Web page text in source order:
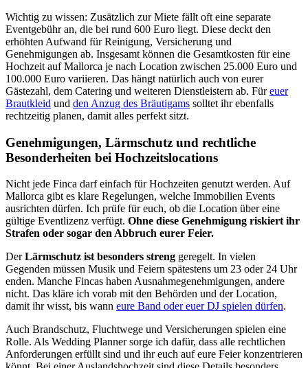
Wichtig zu wissen: Zusätzlich zur Miete fällt oft eine separate
Eventgebühr an, die bei rund 600 Euro liegt. Diese deckt den
erhöhten Aufwand für Reinigung, Versicherung und
Genehmigungen ab. Insgesamt können die Gesamtkosten für eine
Hochzeit auf Mallorca je nach Location zwischen 25.000 Euro und
100.000 Euro variieren. Das hängt natürlich auch von eurer
Gästezahl, dem Catering und weiteren Dienstleistern ab. Füreuer
Brautkleid und den Anzug des Bräutigams solltet ihr ebenfalls
rechtzeitig planen, damit alles perfekt sitzt.
Genehmigungen, Lärmschutz und rechtliche
Besonderheiten bei Hochzeitslocations
Nicht jede Finca darf einfach für Hochzeiten genutzt werden. Auf
Mallorca gibt es klare Regelungen, welche Immobilien Events
ausrichten dürfen. Ich prüfe für euch, ob die Location über eine
gültige Eventlizenz verfügt. Ohne diese Genehmigung riskiert ihr
Strafen oder sogar den Abbruch eurer Feier.
DerLärmschutz ist besonders streng geregelt. In vielen
Gegenden müssen Musik und Feiern spätestens um 23 oder 24 Uhr
enden. Manche Fincas haben Ausnahmegenehmigungen, andere
nicht. Das kläre ich vorab mit den Behörden und der Location,
damit ihr wisst, bis wann eure Band oder euer DJ spielen dürfen.
Auch Brandschutz, Fluchtwege und Versicherungen spielen eine
Rolle. Als Wedding Planner sorge ich dafür, dass alle rechtlichen
Anforderungen erfüllt sind und ihr euch auf eure Feier konzentrieren